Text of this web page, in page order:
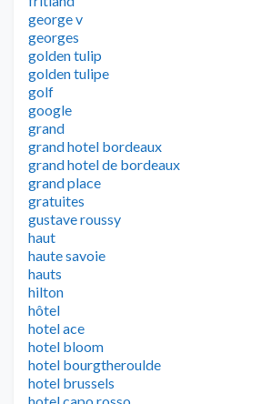
george v
georges
golden tulip
golden tulipe
golf
google
grand
grand hotel bordeaux
grand hotel de bordeaux
grand place
gratuites
gustave roussy
haut
haute savoie
hauts
hilton
hôtel
hotel ace
hotel bloom
hotel bourgtheroulde
hotel brussels